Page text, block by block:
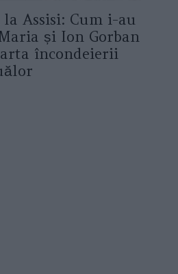
Assisi: Cum i-au
și Ion Gorban
încondeierii